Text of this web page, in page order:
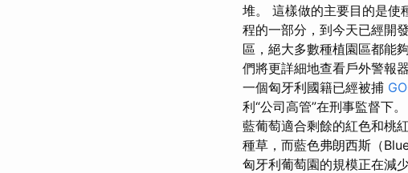
堆。 這樣做的主要目的是使
程的一部分，到今天已經開
區，絕大多數種植園區都能
們將更詳細地查看戶外警報
一個匈牙利國籍已經被捕
利“公司高管”在刑事監督下。
藍葡萄適合剩餘的紅色和桃
種草，而藍色弗朗西斯（
匈牙利葡萄園的規模正在減